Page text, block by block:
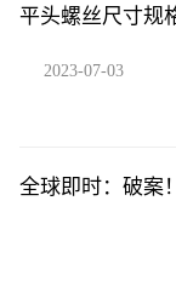
平头螺丝尺寸规
2023-07-03
全球即时：破案